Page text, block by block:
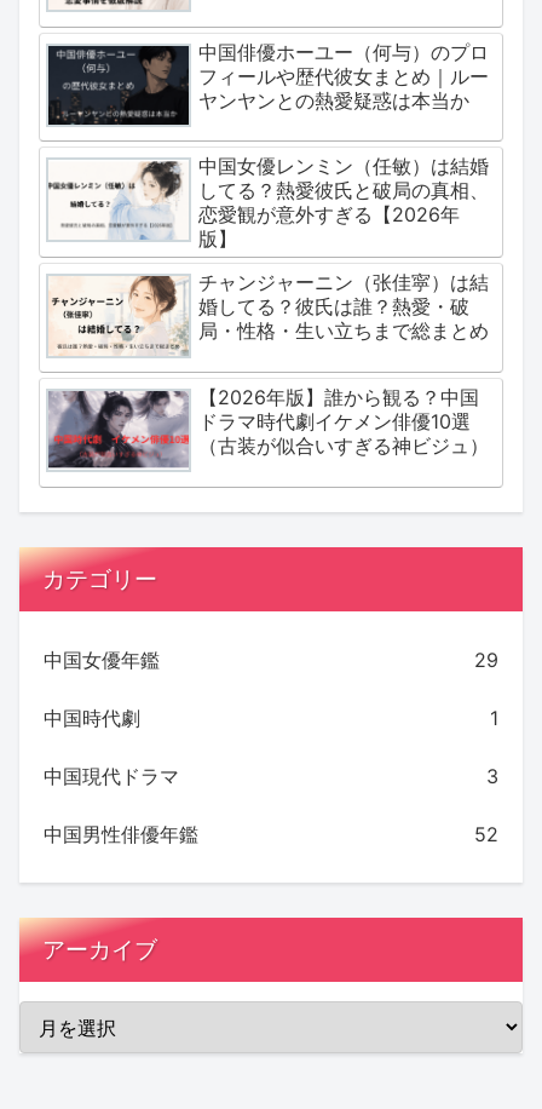
中国俳優ホーユー（何与）のプロ
フィールや歴代彼女まとめ｜ルー
ヤンヤンとの熱愛疑惑は本当か
中国女優レンミン（任敏）は結婚
してる？熱愛彼氏と破局の真相、
恋愛観が意外すぎる【2026年
版】
チャンジャーニン（张佳寜）は結
婚してる？彼氏は誰？熱愛・破
局・性格・生い立ちまで総まとめ
【2026年版】誰から観る？中国
ドラマ時代劇イケメン俳優10選
（古装が似合いすぎる神ビジュ）
カテゴリー
中国女優年鑑 29
中国時代劇 1
中国現代ドラマ 3
中国男性俳優年鑑 52
アーカイブ